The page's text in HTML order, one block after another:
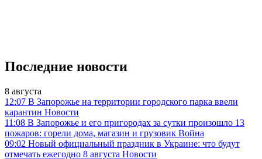
Последние новости
8 августа
12:07 В Запорожье на территории городского парка ввели
карантин Новости
11:08 В Запорожье и его пригородах за сутки произошло 13
пожаров: горели дома, магазин и грузовик Война
09:02 Новый официальный праздник в Украине: что будут
отмечать ежегодно 8 августа Новости